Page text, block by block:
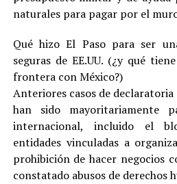
naturales para pagar por el
Qué hizo El Paso para ser
seguras de EE.UU. (¿y qué
frontera con México?)
Anteriores casos de
han sido mayoritariamente
internacional, incluido el
entidades vinculadas a
prohibición de hacer negocios
constatado abusos de derechos